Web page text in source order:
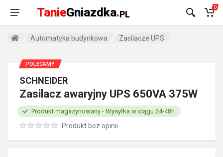
TanieGniazdka.PL
0
Automatyka budynkowa Zasilacze UPS
SCHNEIDER
Zasilacz awaryjny UPS 650VA 375W
Produkt bez opinii
Produkt magazynowany - Wysyłka w ciągu 24-48h
POLECAMY